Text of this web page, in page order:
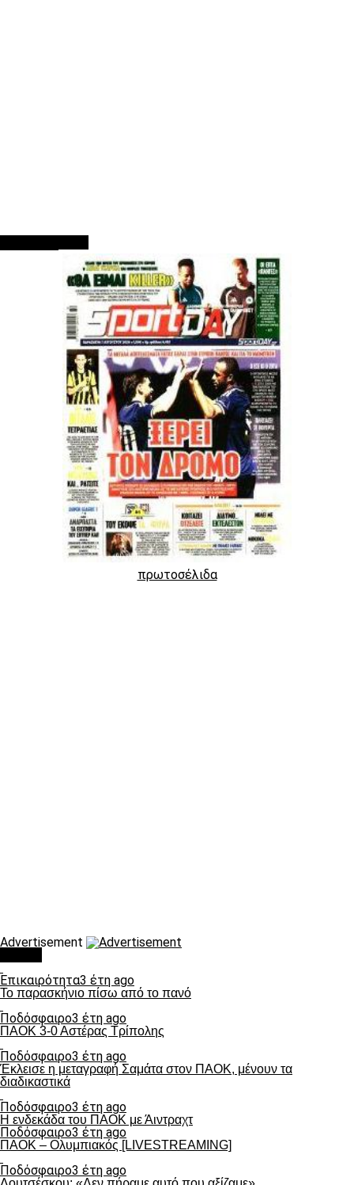
πρωτοσέλιδα
Advertisement
Επικαιρότητα3 έτη ago
Το παρασκήνιο πίσω από το πανό
Ποδόσφαιρο3 έτη ago
ΠΑΟΚ 3-0 Αστέρας Τρίπολης
Ποδόσφαιρο3 έτη ago
Έκλεισε η μεταγραφή Σαμάτα στον ΠΑΟΚ, μένουν τα
διαδικαστικά
Ποδόσφαιρο3 έτη ago
Η ενδεκάδα του ΠΑΟΚ με Άιντραχτ
Ποδόσφαιρο3 έτη ago
ΠΑΟΚ – Ολυμπιακός [LIVESTREAMING]
Ποδόσφαιρο3 έτη ago